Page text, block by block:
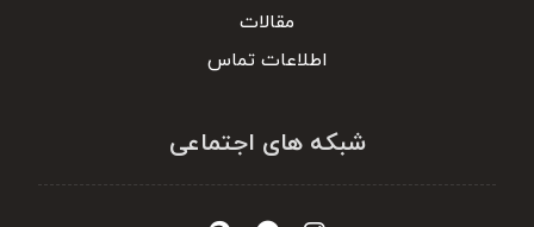
مقالات
اطلاعات تماس
شبکه های اجتماعی